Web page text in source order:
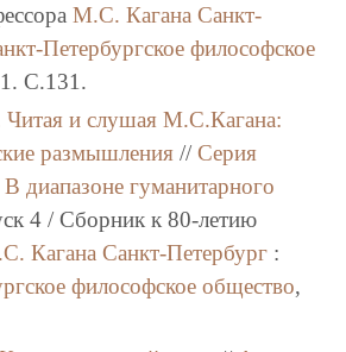
М.С. Кагана Санкт-
Петербургское философское
C.131.
Читая и слушая М.С.Кагана:
размышления// Серия
В диапазоне гуманитарного
4 / Сборник к 80-летию
Кагана Санкт-Петербург:
философское общество,